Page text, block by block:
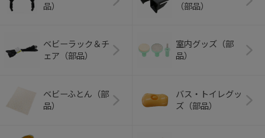
品）
（部品）
ベビーラック＆チ
ェア（部品）
室内グッズ（部
品）
ベビーふとん（部
品）
バス・トイレグッ
ズ（部品）